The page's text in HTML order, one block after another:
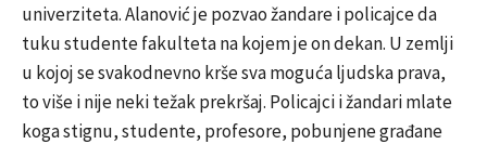
univerziteta. Alanović je pozvao žandare i policajce da
tuku studente fakulteta na kojem je on dekan. U zemlji
u kojoj se svakodnevno krše sva moguća ljudska prava,
to više i nije neki težak prekršaj. Policajci i žandari mlate
koga stignu, studente, profesore, pobunjene građane